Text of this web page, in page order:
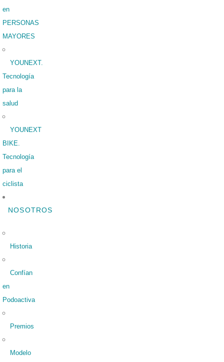
en
PERSONAS
MAYORES
YOUNEXT.
Tecnología
para la
salud
YOUNEXT
BIKE.
Tecnología
para el
ciclista
NOSOTROS
Historia
Confían
en
Podoactiva
Premios
Modelo